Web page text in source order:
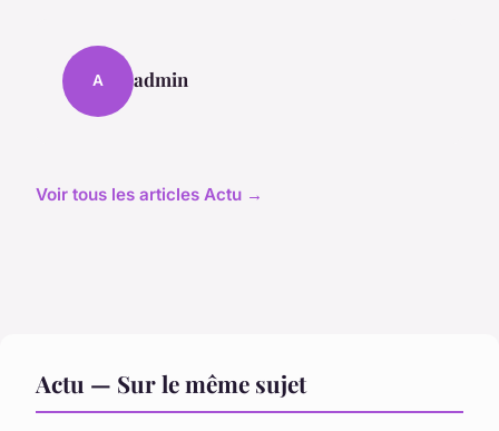
A admin
Voir tous les articles Actu →
Actu — Sur le même sujet